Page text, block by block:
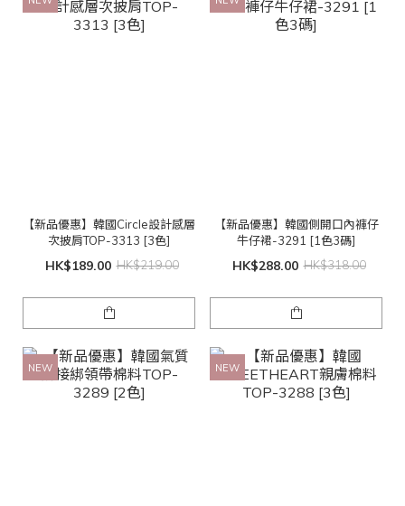
【新品優惠】韓國Circle設計感層
次披肩TOP-3313 [3色]
HK$189.00 HK$219.00
【新品優惠】韓國側開口內褲仔
牛仔裙-3291 [1色3碼]
HK$288.00 HK$318.00
NEW NEW